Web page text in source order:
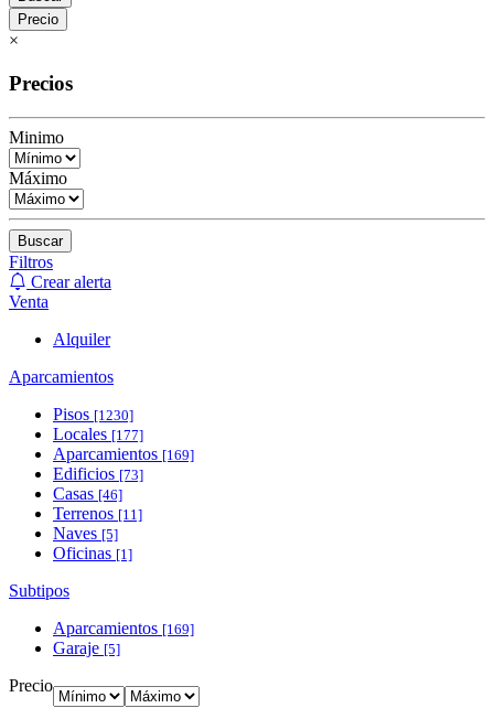
Precio
×
Precios
Minimo
Máximo
Buscar
Filtros
Crear alerta
Venta
Alquiler
Aparcamientos
Pisos [1230]
Locales [177]
Aparcamientos [169]
Edificios [73]
Casas [46]
Terrenos [11]
Naves [5]
Oficinas [1]
Subtipos
Aparcamientos [169]
Garaje [5]
Precio